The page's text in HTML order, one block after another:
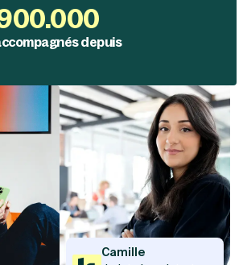
depuis
Camille